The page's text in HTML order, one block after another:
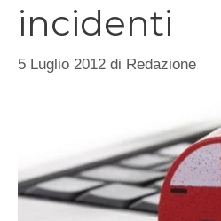
incidenti
5 Luglio 2012 di Redazione